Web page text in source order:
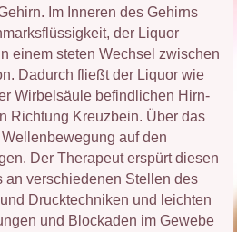
Im Inneren des Gehirns
der Liquor
einem steten Wechsel zwischen
Dadurch fließt der Liquor wie
Wirbelsäule befindlichen Hirn-
Richtung Kreuzbein. Über das
auf den
Der Therapeut erspürt diesen
an verschiedenen Stellen des
Drucktechniken und leichten
und Blockaden im Gewebe